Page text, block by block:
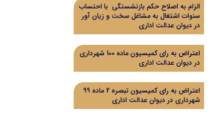
الزام به اصلاح حکم بازنشستگی با احتساب
سنوات اشتغال به مشاغل سخت و زیان آور
در دیوان عدالت اداری
اعتراض به رای کمیسیون ماده 100 شهرداری
در دیوان عدالت اداری
اعتراض به رای کمیسیون تبصره 2 ماده 99
شهرداری در دیوان عدالت اداری